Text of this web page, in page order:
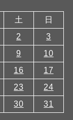
土
日
2
3
9
10
16
17
23
24
30
31